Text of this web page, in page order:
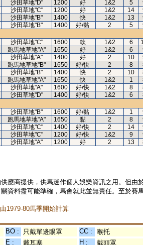
沙田草地"D" 1200 好 1&2 5
沙田草地"C" 1200 好 1&2 14
沙田草地"B" 1400 快 1&2 13
沙田草地"B" 1400 好/黏 2 5
沙田草地"C" 1600 軟 1&2 6
跑馬地草地"A" 1650 好 1&2 6
沙田草地"A" 1400 好 2 10
跑馬地草地"B" 1650 好/快 2 8
沙田草地"B" 1400 快 2 10
跑馬地草地"A" 1650 快 1&2 1
沙田草地"A" 1600 好/快 1&2 8
沙田草地"D" 1400 好/快 1&2 6
沙田草地"B" 1600 好/黏 1&2 1
跑馬地草地"A" 1650 黏 2 8
沙田草地"C" 1400 好/快 2 14
沙田草地"C" 1200 好/快 1&2 9
沙田草地"A" 1200 好 2 13
應商提供，供馬迷作個人娛樂資訊之用。但
資料盡可能準確，馬會就此並無責任。至於賽
1979-80馬季開始計算
BO : 只戴單邊眼罩 CC :
喉托
E : 戴耳塞 H :
戴頭罩